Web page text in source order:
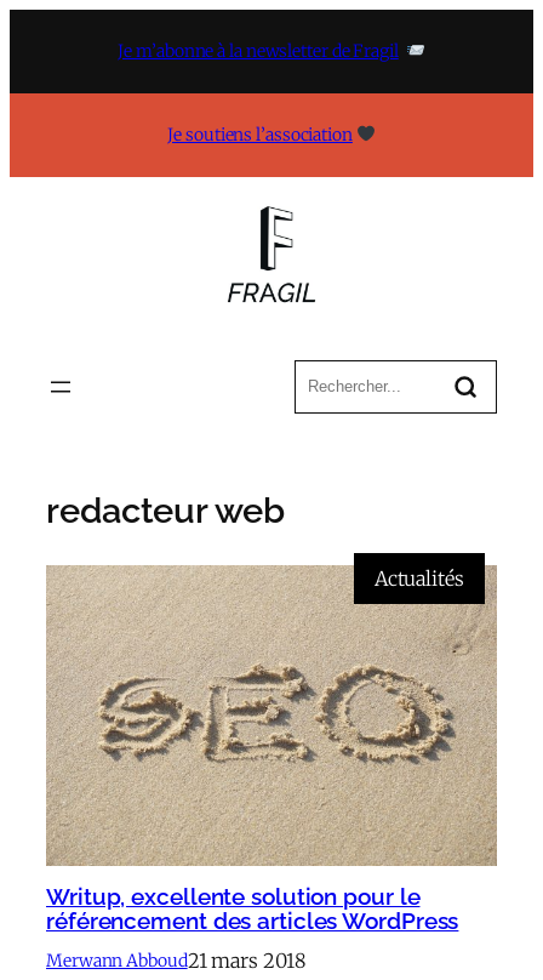
Je m’abonne à la newsletter de Fragil
Je soutiens l’association
redacteur web
Actualités
Writup, excellente solution pour le
référencement des articles WordPress
Merwann Abboud21 mars 2018